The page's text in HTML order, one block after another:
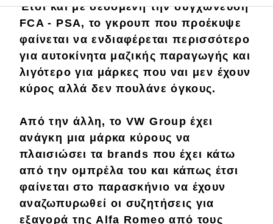
Main navigation
Επικαιρότητα
Νέα μοντέλα
Πρωτότυπα
Κόσμος
Τεχνολογία
Ασφάλεια
Αγορά
Έτσι και με δεδομένη την συγχώνευση
FCA - PSA, το γκρουπ που πρoέκυψε
φαίνεται να ενδιαφέρεται περισσότερο
για αυτοκίνητα μαζικής παραγωγής και
λιγότερο για μάρκες που ναι μεν έχουν
κύρος αλλά δεν πουλάνε όγκους.
Από την άλλη, το VW Group έχει
ανάγκη μια μάρκα κύρους να
πλαισιώσει τα brands που έχει κάτω
από την ομπρέλα του και κάπως έτσι
φαίνεται στο παρασκήνιο να έχουν
αναζωπυρωθεί οι συζητήσεις για
εξαγορά της Alfa Romeo από τους